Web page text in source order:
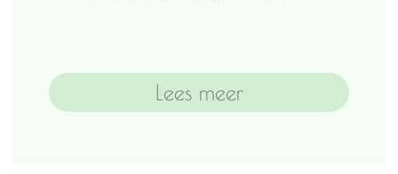
Lees meer